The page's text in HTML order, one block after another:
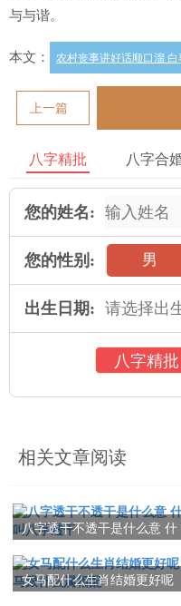
与与谐。
本文： 农村丧事讲好话顺口溜
上一篇
八字精批 八字合
您的姓名:
您的性别: 男
出生日期:
八字精批
相关文章阅读
八字透干不透干是什么意 什
女马配什么生肖结婚更好呢